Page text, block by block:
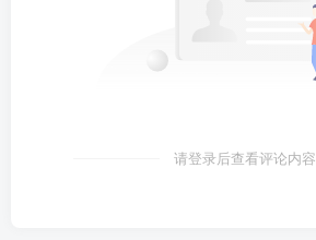
请登录后查看评论内容